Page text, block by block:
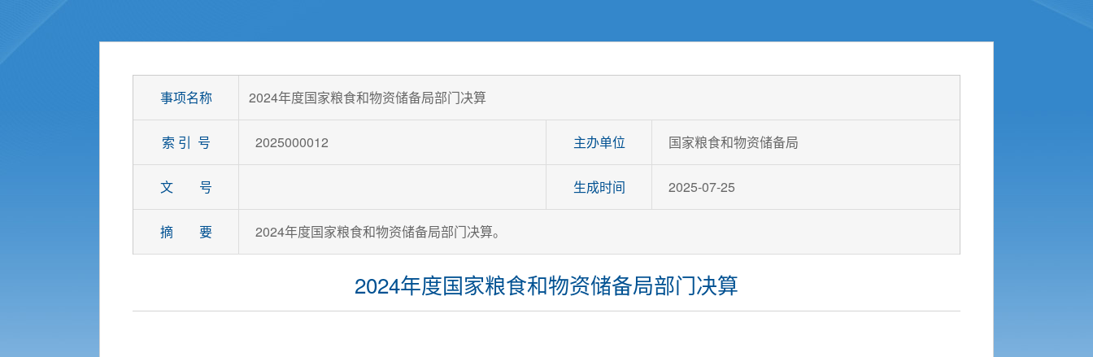
事项名称 2024年度国家粮食和物资储备局部门决算
索 引 号 2025000012
文 号
主办单位 国家粮食和物资储备局
生成时间 2025-07-25
摘 要 2024年度国家粮食和物资储备局部门决算。
2024年度国家粮食和物资储备局部门决算